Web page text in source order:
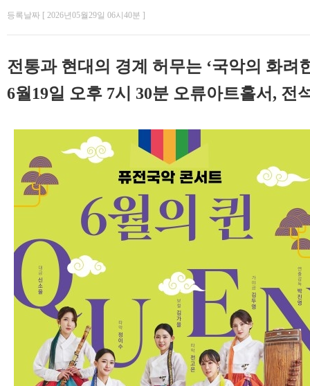
등록날짜 [ 2026년05월29일 06시40분 ]
전통과 현대의 경계 허무는 ‘국악의 화려
6월19일 오후 7시 30분 오류아트홀서, 전